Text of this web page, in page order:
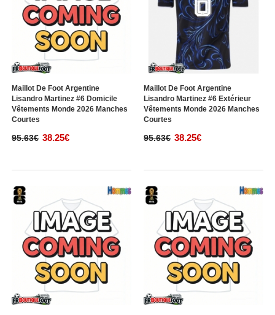
Maillot De Foot Argentine
Lisandro Martinez #6 Domicile
Vêtements Monde 2026 Manches
Courtes
95.63€ 38.25€
Maillot De Foot Argentine
Lisandro Martinez #6 Extérieur
Vêtements Monde 2026 Manches
Courtes
95.63€ 38.25€